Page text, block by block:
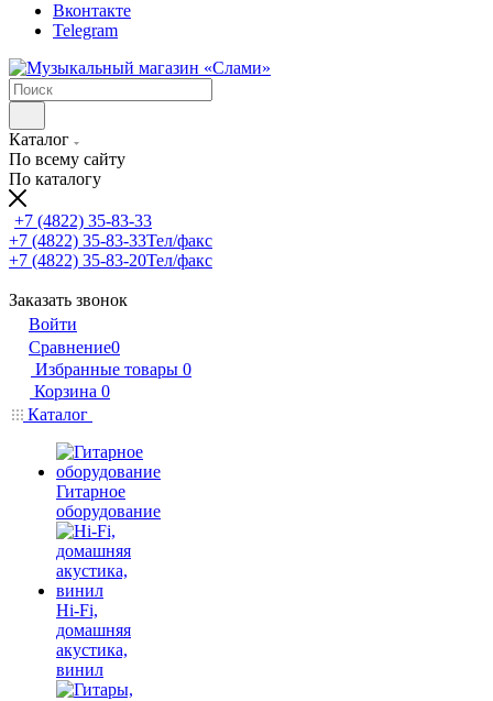
Вконтакте
Telegram
Каталог
По всему сайту
По каталогу
+7 (4822) 35-83-33
+7 (4822) 35-83-33Тел/факс
+7 (4822) 35-83-20Тел/факс
Заказать звонок
Войти
Сравнение0
Избранные товары 0
Корзина 0
Каталог
Гитарное
оборудование
Hi-Fi,
домашняя
акустика,
винил